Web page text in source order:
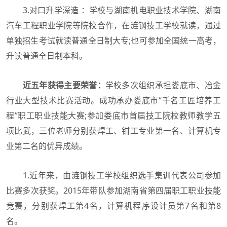
3.对口升学深造 ：学校与湖南机电职业技术学院、湖南
汽车工程职业学院等院校合作，在涟钢技工学校就读，通过
单独招生考试就读普通全日制大专;也可参加全国统一高考，
升读普通全日制本科。
近五年获得主要荣誉： 学校多次组织承担娄底市、冶金
行业大型技术比赛活动。成功承办娄底市“千名工匠培养工
程”职工职业技能大赛;参加娄底市首届技工院校教师教学五
项比武，三位老师分别获焊工、钳工专业第一名、计算机专
业第二名的优异成绩。
1.近年来，由涟钢技工学校组织选手集训代表公司参加
比赛多次获奖。2015年带队参加湖南省第四届职工职业技能
竞赛，分别获焊工第4名，计算机程序设计员第7名和第8
名。